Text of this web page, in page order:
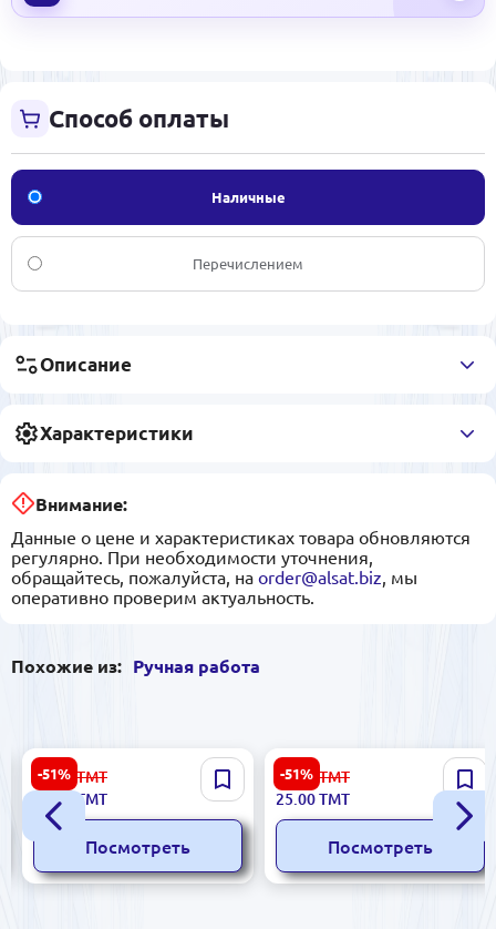
Способ оплаты
Наличные
Перечислением
Описание
Характеристики
Внимание:
Данные о цене и характеристиках товара обновляются
регулярно. При необходимости уточнения,
обращайтесь, пожалуйста, на order@alsat.biz , мы
оперативно проверим актуальность.
Похожие из: Ручная работа
-51%
Подарочная коробка для
шампанского — элегантная
упаковка из крагиса и
фанеры
60.00 ТМТ
29.00
ТМТ
Посмотреть
-51%
Подарочная коробка №3
52.00 ТМТ
25.00ТМТ
Посмотреть